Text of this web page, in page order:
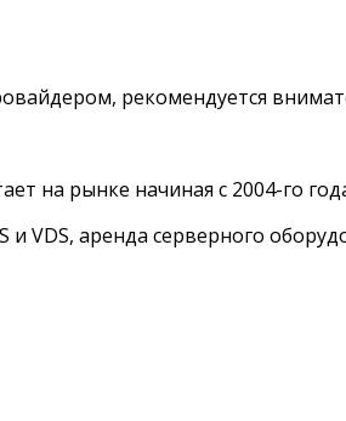
рекомендуется
на рынке начиная с 2004-го
и VDS, аренда серверного